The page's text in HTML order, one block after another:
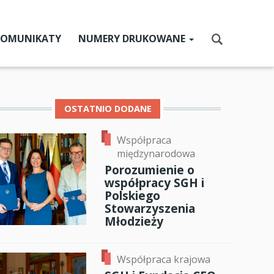
SGH
SGH
NUMERY DRUKOWANE
Aktualny numer
OSTATNIO DODANE
Współpraca
międzynarodowa
Porozumienie o
współpracy SGH i
Polskiego
Stowarzyszenia
Młodzieży
Współpraca krajowa